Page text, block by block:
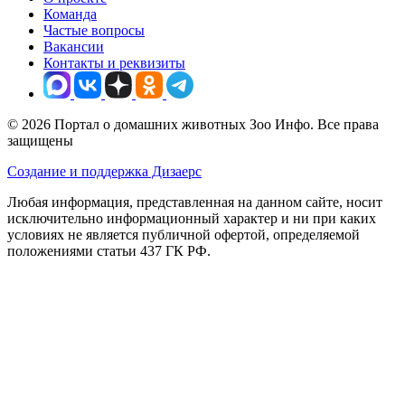
Команда
Частые вопросы
Вакансии
Контакты и реквизиты
© 2026 Портал о домашних животных Зоо Инфо. Все права
защищены
Создание и поддержка Дизаерс
Любая информация, представленная на данном сайте, носит
исключительно информационный характер и ни при каких
условиях не является публичной офертой, определяемой
положениями статьи 437 ГК РФ.